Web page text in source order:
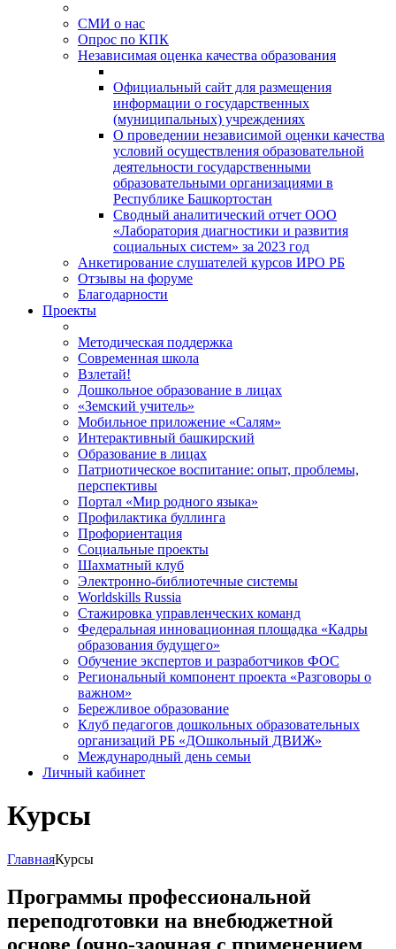
СМИ о нас
Опрос по КПК
Независимая оценка качества образования
Официальный сайт для размещения
информации о государственных
(муниципальных) учреждениях
О проведении независимой оценки качества
условий осуществления образовательной
деятельности государственными
образовательными организациями в
Республике Башкортостан
Сводный аналитический отчет ООО
«Лаборатория диагностики и развития
социальных систем» за 2023 год
Анкетирование слушателей курсов ИРО РБ
Отзывы на форуме
Благодарности
Проекты
Методическая поддержка
Современная школа
Взлетай!
Дошкольное образование в лицах
«Земский учитель»
Мобильное приложение «Салям»
Интерактивный башкирский
Образование в лицах
Патриотическое воспитание: опыт, проблемы,
перспективы
Портал «Мир родного языка»
Профилактика буллинга
Профориентация
Социальные проекты
Шахматный клуб
Электронно-библиотечные системы
Worldskills Russia
Стажировка управленческих команд
Федеральная инновационная площадка «Кадры
образования будущего»
Обучение экспертов и разработчиков ФОС
Региональный компонент проекта «Разговоры о
важном»
Бережливое образование
Клуб педагогов дошкольных образовательных
организаций РБ «ДОшкольный ДВИЖ»
Международный день семьи
Личный кабинет
Курсы
ГлавнаяКурсы
Программы профессиональной
переподготовки на внебюджетной
основе (очно-заочная с применением